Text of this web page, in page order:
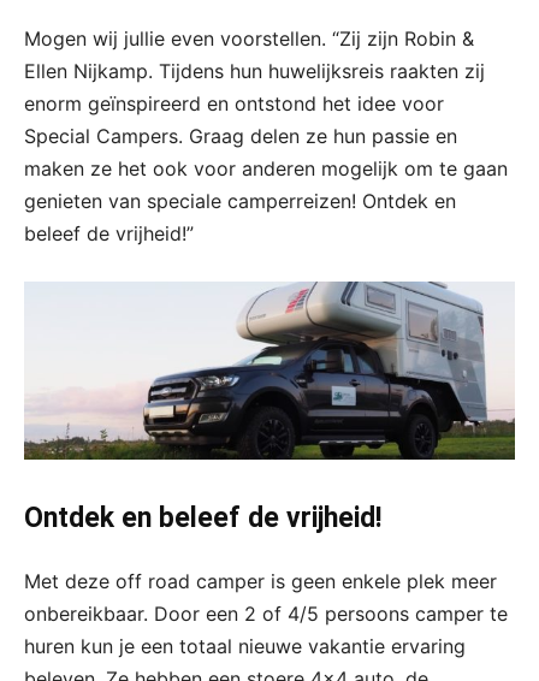
Mogen wij jullie even voorstellen. “Zij zijn Robin &
Ellen Nijkamp. Tijdens hun huwelijksreis raakten zij
enorm geïnspireerd en ontstond het idee voor
Special Campers. Graag delen ze hun passie en
maken ze het ook voor anderen mogelijk om te gaan
genieten van speciale camperreizen! Ontdek en
beleef de vrijheid!”
Ontdek en beleef de vrijheid!
Met deze off road camper is geen enkele plek meer
onbereikbaar. Door een 2 of 4/5 persoons camper te
huren kun je een totaal nieuwe vakantie ervaring